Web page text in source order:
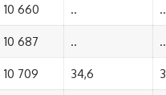
10 660 .. ..
10 687 .. ..
10 709 34,6